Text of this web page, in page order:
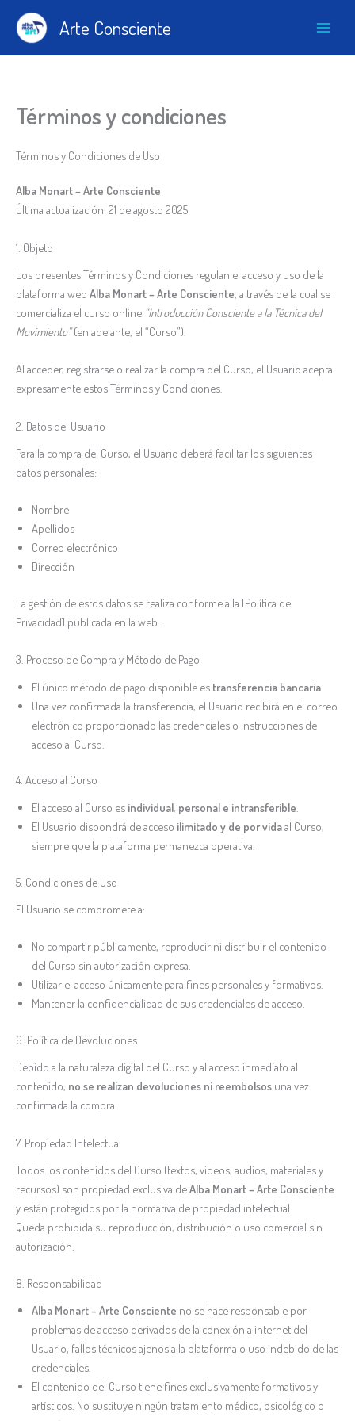
contenido
Arte Consciente
Términos y condiciones
Términos y Condiciones de Uso
Alba Monart – Arte Consciente
Última actualización: 21 de agosto 2025
1. Objeto
Los presentes Términos y Condiciones regulan el acceso y uso de la
plataforma web Alba Monart – Arte Consciente, a través de la cual se
comercializa el curso online “Introducción Consciente a la Técnica del
Movimiento”(en adelante, el “Curso”).
Al acceder, registrarse o realizar la compra del Curso, el Usuario acepta
expresamente estos Términos y Condiciones.
2. Datos del Usuario
Para la compra del Curso, el Usuario deberá facilitar los siguientes
datos personales:
Nombre
Apellidos
Correo electrónico
Dirección
La gestión de estos datos se realiza conforme a la [Política de
Privacidad] publicada en la web.
3. Proceso de Compra y Método de Pago
El único método de pago disponible es transferencia bancaria
Una vez confirmada la transferencia, el Usuario recibirá en el correo
electrónico proporcionado las credenciales o instrucciones de
acceso al Curso.
4. Acceso al Curso
El acceso al Curso es individual, personal e intransferible
El Usuario dispondrá de acceso ilimitado y de por vidaal Curso,
siempre que la plataforma permanezca operativa.
5. Condiciones de Uso
El Usuario se compromete a:
No compartir públicamente, reproducir ni distribuir el contenido
del Curso sin autorización expresa.
Utilizar el acceso únicamente para fines personales y formativos.
Mantener la confidencialidad de sus credenciales de acceso.
6. Política de Devoluciones
Debido a la naturaleza digital del Curso y al acceso inmediato al
contenido, no se realizan devoluciones ni reembolsos una vez
confirmada la compra.
7. Propiedad Intelectual
Todos los contenidos del Curso (textos, videos, audios, materiales y
recursos) son propiedad exclusiva deAlba Monart – Arte Consciente
y están protegidos por la normativa de propiedad intelectual.
Queda prohibida su reproducción, distribución o uso comercial sin
autorización.
8. Responsabilidad
Alba Monart – Arte Consciente no se hace responsable por
problemas de acceso derivados de la conexión a internet del
Usuario, fallos técnicos ajenos a la plataforma o uso indebido de las
credenciales.
El contenido del Curso tiene fines exclusivamente formativos y
artísticos. No sustituye ningún tratamiento médico, psicológico o